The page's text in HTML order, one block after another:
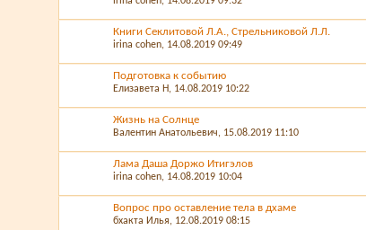
Книги Секлитовой Л.А., Стрельниковой Л.Л.
irina cohen, 14.08.2019 09:49
Подготовка к событию
Елизавета Н, 14.08.2019 10:22
Жизнь на Солнце
Валентин Анатольевич, 15.08.2019 11:10
Лама Даша Доржо Итигэлов
irina cohen, 14.08.2019 10:04
Вопрос про оставление тела в дхаме
бхакта Илья, 12.08.2019 08:15